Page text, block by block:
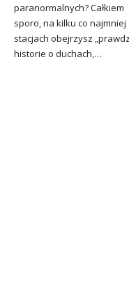
paranormalnych? Całkiem
sporo, na kilku co najmniej
stacjach obejrzysz
historie o duchach,…